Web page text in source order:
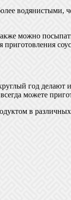
водянистыми,
можно
год делают
можете
в